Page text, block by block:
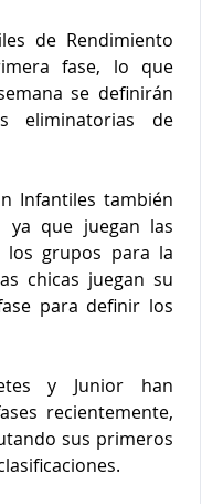
de Rendimiento
fase, lo que
se definirán
eliminatorias de
Infantiles también
ya que juegan las
los grupos para la
chicas juegan su
para definir los
y Junior han
recientemente,
sus primeros